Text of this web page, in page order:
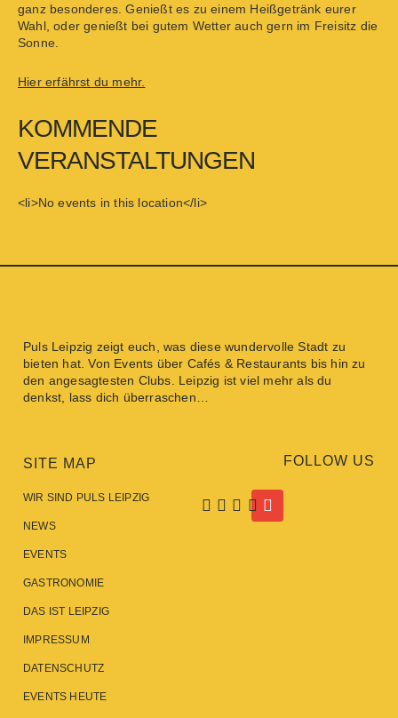
ganz besonderes. Genießt es zu einem Heißgetränk eurer
Wahl, oder genießt bei gutem Wetter auch gern im Freisitz die
Sonne.
Hier erfährst du mehr.
KOMMENDE
VERANSTALTUNGEN
<li>No events in this location</li>
Puls Leipzig zeigt euch, was diese wundervolle Stadt zu
bieten hat. Von Events über Cafés & Restaurants bis hin zu
den angesagtesten Clubs . Leipzig ist viel mehr als du
denkst, lass dich überraschen…
SITE MAP
WIR SIND PULS LEIPZIG
NEWS
EVENTS
GASTRONOMIE
DAS IST LEIPZIG
IMPRESSUM
DATENSCHUTZ
EVENTS HEUTE
FOLLOW US